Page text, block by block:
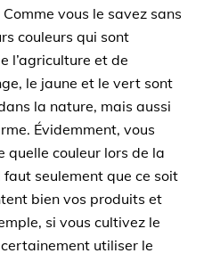
vous le savez sans
couleurs qui sont
l’agriculture et de
le jaune et le vert sont
la nature, mais aussi
Évidemment, vous
quelle couleur lors de la
seulement que ce soit
bien vos produits et
si vous cultivez le
utiliser le